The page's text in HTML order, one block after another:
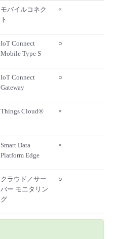
モバイルコネク
ト
×
IoT Connect
Mobile Type S
○
IoT Connect
Gateway
○
Things Cloud® ×
Smart Data
Platform Edge
×
クラウド／サー
バー モニタリン
グ
○